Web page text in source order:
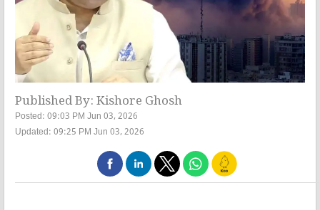
Published By: Kishore Ghosh
Posted: 09:03 PM Jun 03, 2026
Updated: 09:25 PM Jun 03, 2026